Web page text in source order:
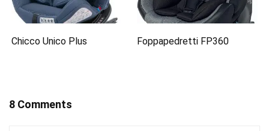
Chicco Unico Plus Foppapedretti FP360
8 Comments